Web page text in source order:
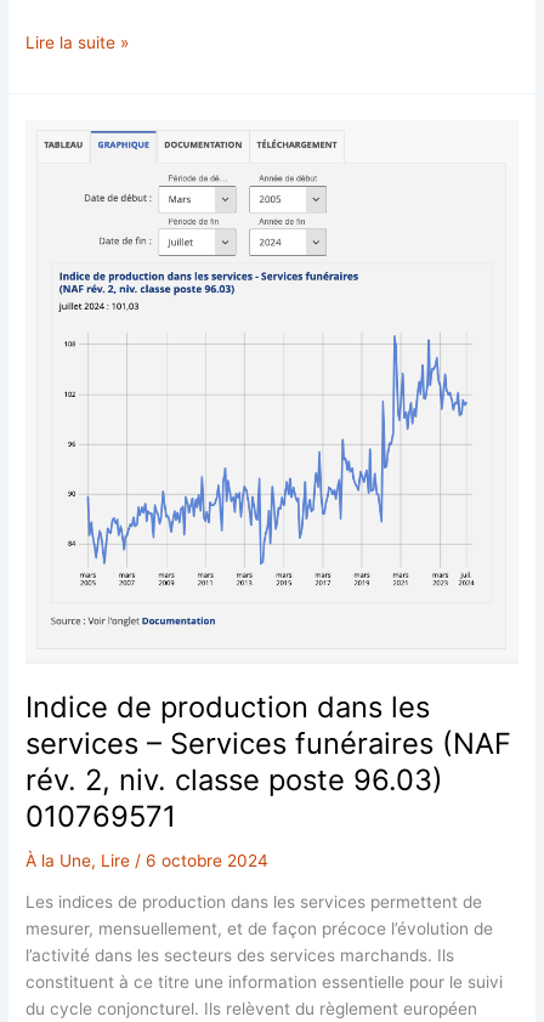
Pétition
19”
Lire la suite »
Indice de production dans les
services – Services funéraires (NAF
rév. 2, niv. classe poste 96.03)
010769571
À la Une, Lire /6 octobre 2024
Les indices de production dans les services permettent de
mesurer, mensuellement, et de façon précoce l’évolution de
l’activité dans les secteurs des services marchands. Ils
constituent à ce titre une information essentielle pour le suivi
du cycle conjoncturel. Ils relèvent du règlement européen